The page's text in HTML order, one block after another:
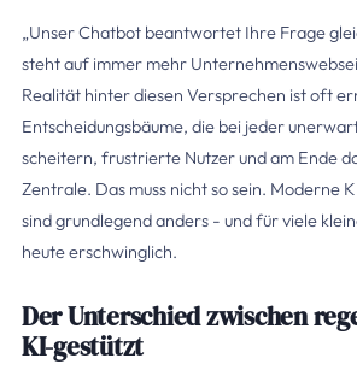
„Unser Chatbot beantwortet Ihre Frage
steht auf immer mehr
Realität hinter diesen Versprechen ist oft
Entscheidungsbäume, die bei jeder
scheitern, frustrierte Nutzer und am Ende
Zentrale. Das muss nicht so sein. Moderne
sind grundlegend anders - und für viele
heute erschwinglich.
Der Unterschied zwischen
KI-gestützt